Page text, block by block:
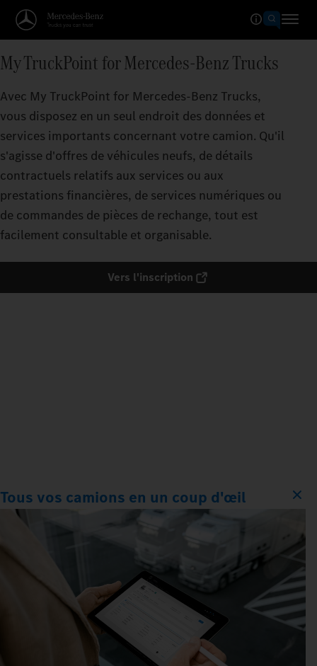
My TruckPoint for Mercedes‑Benz Trucks
Avec My TruckPoint for Mercedes‑Benz Trucks,
vous disposez en un seul endroit des données et
services importants concernant votre camion. Qu'il
s'agisse d'offres de véhicules neufs, de détails
contractuels relatifs aux services ou aux
prestations financières, de services numériques ou
de commandes de pièces de rechange, tout est
facilement consultable et organisable.
Vers l'inscription
Tous vos camions en un coup d'œil